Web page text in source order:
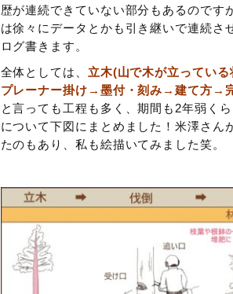
歴が連続できていない部分もあるのです
は徐々にデータとかも引き継いで連続さ
ログ書きます。
全体としては、 立木(山で木が立ってい
プレーナー掛け→墨付・刻み→建て方→
と言っても工程も多く、期間も2年弱く
について下図にまとめました！米澤さん
たのもあり、私も絵描いてみました笑。